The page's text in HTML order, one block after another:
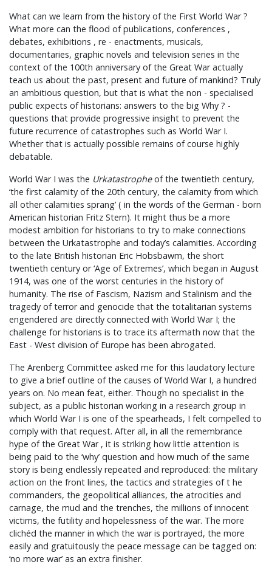
What can we learn from the history of the First World War ?
What more can the flood of publications, conferences ,
debates, exhibitions , re - enactments, musicals,
documentaries, graphic novels and television series in the
context of the 100th anniversary of the Great War actually
teach us about the past, present and future of mankind? Truly
an ambitious question, but that is what the non - specialised
public expects of historians: answers to the big Why ? -
questions that provide progressive insight to prevent the
future recurrence of catastrophes such as World War I.
Whether that is actually possible remains of course highly
debatable.
World War I was the Urkatastropheof the twentieth century,
‘the first calamity of the 20th century, the calamity from which
all other calamities sprang’ ( in the words of the German - born
American historian Fritz Stern). It might thus be a more
modest ambition for historians to try to make connections
between the Urkatastrophe and today’s calamities. According
to the late British historian Eric Hobsbawm, the short
twentieth century or ‘Age of Extremes’, which began in August
1914, was one of the worst centuries in the history of
humanity. The rise of Fascism, Nazism and Stalinism and the
tragedy of terror and genocide that the totalitarian systems
engendered are directly connected with World War I; the
challenge for historians is to trace its aftermath now that the
East - West division of Europe has been abrogated.
The Arenberg Committee asked me for this laudatory lecture
to give a brief outline of the causes of World War I, a hundred
years on. No mean feat, either. Though no specialist in the
subject, as a public historian working in a research group in
which World War I is one of the spearheads, I felt compelled to
comply with that request. After all, in all the remembrance
hype of the Great War , it is striking how little attention is
being paid to the ‘why’ question and how much of the same
story is being endlessly repeated and reproduced: the military
action on the front lines, the tactics and strategies of t he
commanders, the geopolitical alliances, the atrocities and
carnage, the mud and the trenches, the millions of innocent
victims, the futility and hopelessness of the war. The more
clichéd the manner in which the war is portrayed, the more
easily and gratuitously the peace message can be tagged on:
‘no more war’ as an extra finisher.